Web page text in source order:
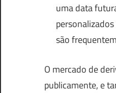
uma data
são
O mercado de
publicamente, e